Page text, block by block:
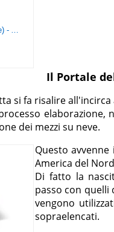
Echo Dot (3ª generazione) - Altoparlante intelligente con integrazione Alexa - Tessuto antracite
Il Portale
si fa risalire
elaborazione,
dei mezzi su neve.
Questo
America del
Di fatto la
passo con quelli
vengono
sopraelencati.